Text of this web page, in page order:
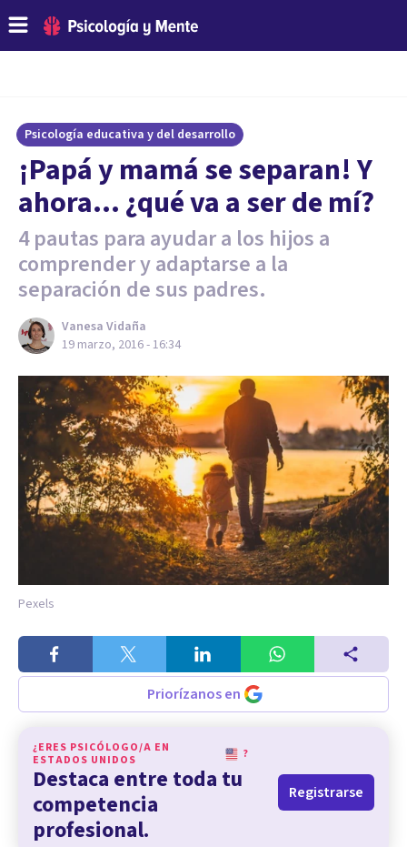
Psicología educativa y del desarrollo
¡Papá y mamá se separan! Y
ahora… ¿qué va a ser de mí?
4 pautas para ayudar a los hijos a
comprender y adaptarse a la
separación de sus padres.
Vanesa Vidaña
19 marzo, 2016 - 16:34
Pexels
Priorízanos en
¿ERES PSICÓLOGO/A EN
ESTADOS UNIDOS
?
Destaca entre toda tu
competencia
profesional.
Registrarse